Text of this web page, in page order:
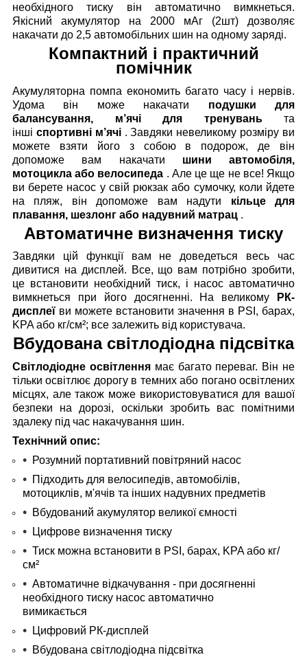
необхідного тиску він автоматично вимкнеться.
Якісний акумулятор на 2000 мАг (2шт) дозволяє
накачати до 2,5 автомобільних шин на одному заряді.
Компактний і практичний
помічник
Акумуляторна помпа економить багато часу і нервів.
Удома він може накачати подушки для
балансування, м’ячі для тренуваньта
інші спортивні м’ячі. Завдяки невеликому розміру ви
можете взяти його з собою в подорож, де він
допоможе вам накачати шини автомобіля,
мотоцикла або велосипеда . Але це ще не все! Якщо
ви берете насос у свій рюкзак або сумочку, коли йдете
на пляж, він допоможе вам надути кільце для
плавання, шезлонг або надувний матрац .
Автоматичне визначення тиску
Завдяки цій функції вам не доведеться весь час
дивитися на дисплей. Все, що вам потрібно зробити,
це встановити необхідний тиск, і насос автоматично
вимкнеться при його досягненні. На великому
РК-
дисплеї ви можете встановити значення в PSI, барах,
KPA або кг/см²; все залежить від користувача.
Вбудована світлодіодна підсвітка
Світлодіодне освітленнямає багато переваг. Він не
тільки освітлює дорогу в темних або погано освітлених
місцях, але також може використовуватися для вашої
безпеки на дорозі, оскільки зробить вас помітними
здалеку під час накачування шин.
Технічний опис:
Розумний портативний повітряний насос
Підходить для велосипедів, автомобілів,
мотоциклів, м'ячів та інших надувних предметів
Вбудований акумулятор великої ємності
Цифрове визначення тиску
Тиск можна встановити в PSI, барах, KPA або кг/
см²
Автоматичне відкачування - при досягненні
необхідного тиску насос автоматично
вимикається
Цифровий РК-дисплей
Вбудована світлодіодна підсвітка